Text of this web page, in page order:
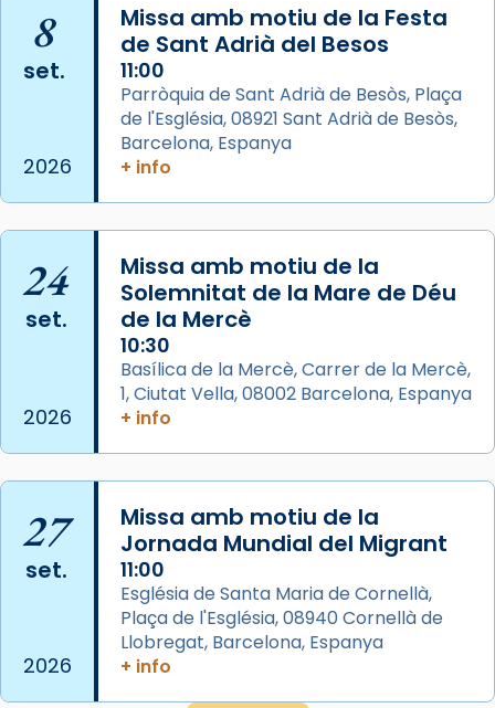
comitè organitzador de la visita apostòlica
del Sant Pare Lleó XIV a Barcelona, i als
col·laboradors, a la Catedral de Barcelona.
L’arquebisbe de Barcelona, el cardenal Joan
Josep Omella, ha presidit la missa i l’ha
concelebrat el bisbe auxiliar de Barcelona,
Mons. David Abadías.
📸 Dr. G. Simón
Photo
View on Facebook · Share
Arquebisbat de Barcelona
2 weeks ago
Memòria de les santes Juliana i
Semproniana, verges i màrtirs.
partir de l’Edat Mitjana sorgeix la tradició
que les santes Juliana (“relatiu a Júlia”) i
Semproniana (“relatiu a Semprònia =
eterna”) són deixebles seves. I l’any 1667, el
frare Joan Gaspar Roig, afirma en una obra
que les santes són filles de l’antiga Iluro.
8
set.
2026
Missa amb motiu de la Festa
de Sant Adrià del Besos
11:00
Parròquia de Sant Adrià de Besòs, Plaça
de l'Església, 08921 Sant Adrià de Besòs,
Barcelona, Espanya
+ info
24
set.
2026
Missa amb motiu de la
Solemnitat de la Mare de Déu
de la Mercè
10:30
Basílica de la Mercè, Carrer de la Mercè,
1, Ciutat Vella, 08002 Barcelona, Espanya
+ info
27
set.
2026
Missa amb motiu de la
Jornada Mundial del Migrant
11:00
Església de Santa Maria de Cornellà,
Plaça de l'Església, 08940 Cornellà de
Llobregat, Barcelona, Espanya
+ info